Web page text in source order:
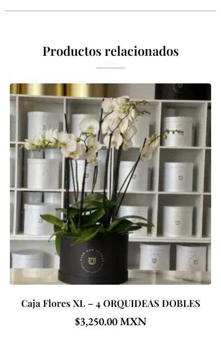
Productos relacionados
Caja Flores XL – 4 ORQUIDEAS DOBLES
$3,250.00